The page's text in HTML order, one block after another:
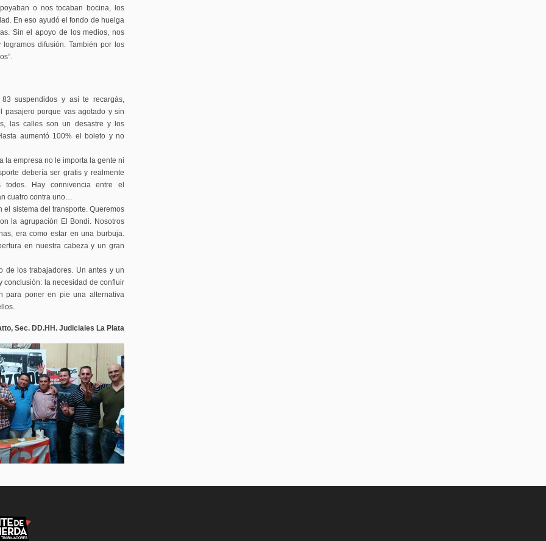
o nos tocaban bocina, los
En eso ayudó el fondo de huelga
Sin el apoyo de los medios, nos
difusión. También por los
suspendidos y así te recargás,
porque vas agotado y sin
las calles son un desastre y los
aumentó 100% el boleto y no
la empresa no le importa la gente ni
debería ser gratis y realmente
Hay connivencia entre el
cuatro contra uno…
el sistema del transporte. Queremos
la agrupación El Bondi. Nosotros
era como estar en una burbuja.
en nuestra cabeza y un gran
de los trabajadores. Un antes y un
conclusión: la necesidad de confluir
para poner en pie una alternativa
Sec. DD.HH. Judiciales La Plata